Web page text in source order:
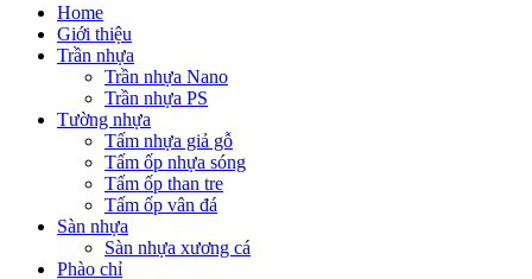
Home
Giới thiệu
Trần nhựa
Trần nhựa Nano
Trần nhựa PS
Tường nhựa
Tấm nhựa giả gỗ
Tấm ốp nhựa sóng
Tấm ốp than tre
Tấm ốp vân đá
Sàn nhựa
Sàn nhựa xương cá
Phào chỉ